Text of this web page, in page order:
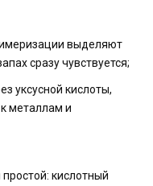
выделяют
сразу чувствуется;
уксусной кислоты,
металлам и
кислотный